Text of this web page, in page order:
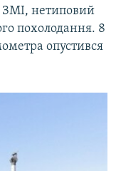
ЗМІ, нетиповий
похолодання. 8
опустився